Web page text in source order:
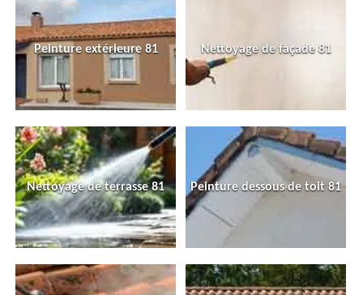
Peinture extérieure 81 Nettoyage de façade 81
Nettoyage de terrasse 81 Peinture dessous de toit 81